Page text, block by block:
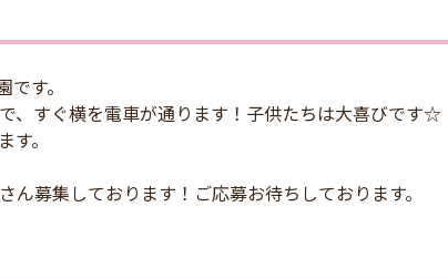
す。
、すぐ横を電車が通ります！子供たちは大喜びです☆
。
ん募集しております！ご応募お待ちしております。